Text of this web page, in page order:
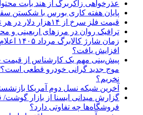
عذرخواهی زاکربرگ از هند بابت
پایان هفته کاری بورس با شکستن سقف ۵.۴ میلیون
قیمت فلز سرخ از ۱۴هزار دلار در هر تن عبور کرد
ترافیک روان در مرزهای اربعینی و
زمان
افزایش یافت؟
پیش‌بینی مهم یک کارشناس از قیمت
موج جدید گرانی خودرو قطعی است؟/
نخریم؟
آخرین شبکه نسل دوم آمریکا
گزارش میدانی ایسنا از بازار گوشت/
فروشگاه‌ها چه تفاوتی دارد؟